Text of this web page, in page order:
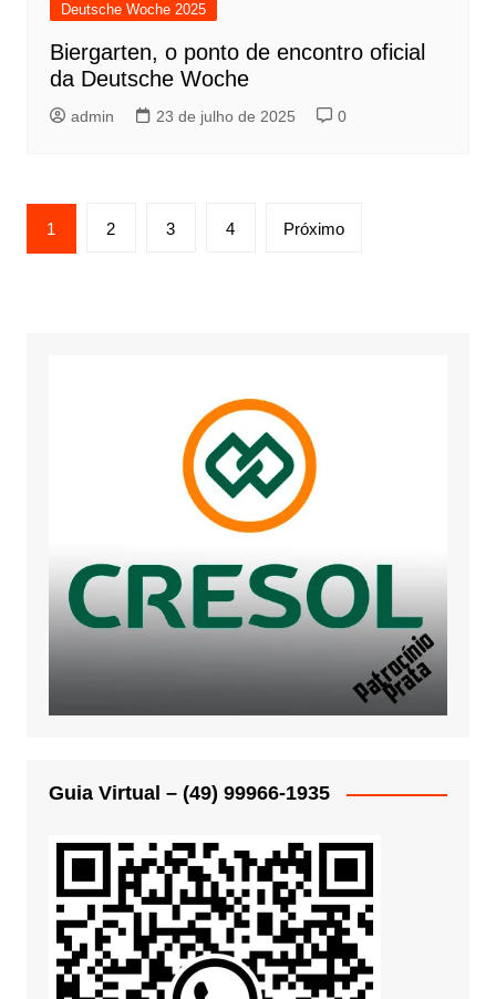
Deutsche Woche 2025
Biergarten, o ponto de encontro oficial
da Deutsche Woche
admin 23 de julho de 2025 0
Paginação
de
1 2 3 4 Próximo
Guia Virtual – (49) 99966-1935